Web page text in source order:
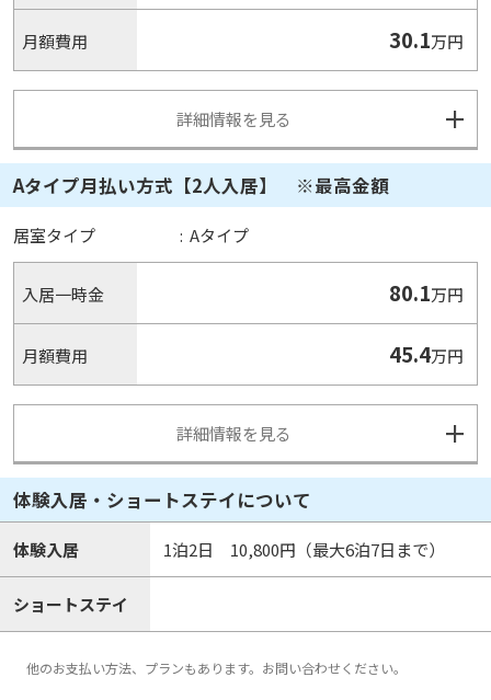
月額費用 30.1万円
詳細情報を見る
Aタイプ月払い方式【2人入居】 ※最高金額
居室タイプ : Aタイプ
入居一時金 80.1万円
月額費用 45.4万円
詳細情報を見る
体験入居・ショートステイについて
体験入居 1泊2日 10,800円（最大6泊7日まで）
ショートステイ
他のお支払い方法、プランもあります。お問い合わせください。